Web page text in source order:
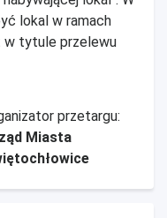
lokal w ramach
w tytule przelewu
przetargu:
Miasta